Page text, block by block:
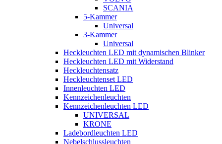
SCANIA
5-Kammer
Universal
3-Kammer
Universal
Heckleuchten LED mit dynamischen Blinker
Heckleuchten LED mit Widerstand
Heckleuchtensatz
Heckleuchtenset LED
Innenleuchten LED
Kennzeichenleuchten
Kennzeichenleuchten LED
UNIVERSAL
KRONE
Ladebordleuchten LED
Nebelschlussleuchten